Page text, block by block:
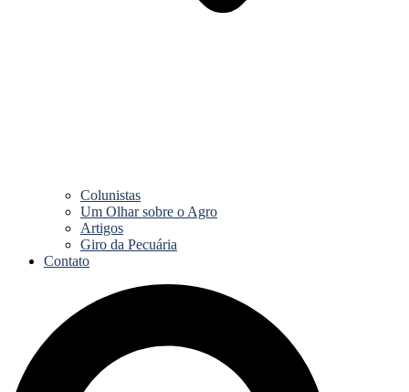
Colunistas
Um Olhar sobre o Agro
Artigos
Giro da Pecuária
Contato